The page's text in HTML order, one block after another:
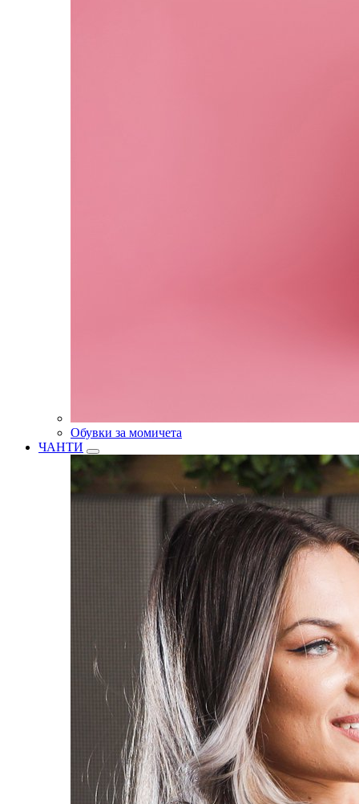
Обувки за момичета
ЧАНТИ